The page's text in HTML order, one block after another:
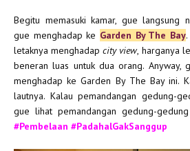
Begitu memasuki kamar, gue langsung
gue menghadap ke Garden By The Bay
letaknya menghadapcity view, harganya
beneran luas untuk dua orang. Anyway,
menghadap ke Garden By The Bay ini.
lautnya. Kalau pemandangan gedung-
gue lihat pemandangan gedung-
#Pembelaan #PadahalGakSanggup